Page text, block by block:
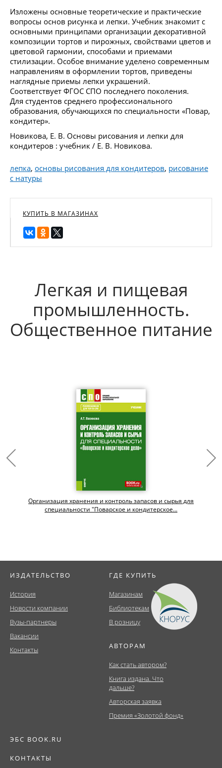
Изложены основные теоретические и практические
вопросы основ рисунка и лепки. Учебник знакомит с
основными принципами организации декоративной
композиции тортов и пирожных, свойствами цветов и
цветовой гармонии, способами и приемами
стилизации. Особое внимание уделено современным
направлениям в оформлении тортов, приведены
наглядные приемы лепки украшений.
Соответствует ФГОС СПО последнего поколения.
Для студентов среднего профессионального
образования, обучающихся по специальности «Повар,
кондитер».
Новикова, Е. В. Основы рисования и лепки для
кондитеров : учебник / Е. В. Новикова.
лепка, основы рисования для кондитеров, рисование
с натуры
КУПИТЬ В МАГАЗИНАХ
Легкая и пищевая
промышленность.
Общественное питание
Организация хранения и контроль запасов и сырья для
специальности "Поварское и кондитерское...
ИЗДАТЕЛЬСТВО
История
Новости компании
Вузы-партнеры
Вакансии
Контакты
ГДЕ КУПИТЬ
Магазинам
Библиотекам
В розницу
АВТОРАМ
Как стать автором?
Книга издана. Что
дальше?
Авторская заявка
Премия «Золотой фонд»
ЭБС BOOK.RU
КОНТАКТЫ